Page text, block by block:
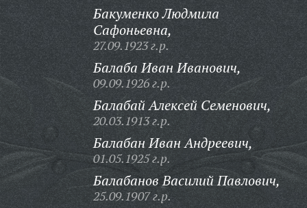
Бакуменко Людмила
Сафоньевна,
27.09.1923 г.р.
Балаба Иван Иванович,
09.09.1926 г.р.
Балабай Алексей Семенович,
20.03.1913 г.р.
Балабан Иван Андреевич,
01.05.1925 г.р.
Балабанов Василий Павлович,
25.09.1907 г.р.